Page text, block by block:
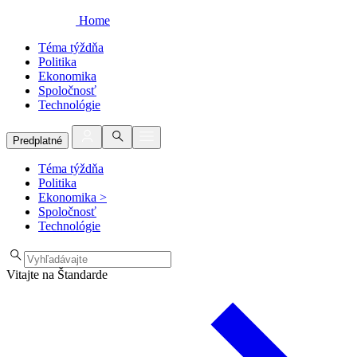
Home
Téma týždňa
Politika
Ekonomika
Spoločnosť
Technológie
Predplatné
Téma týždňa
Politika
Ekonomika >
Spoločnosť
Technológie
Vitajte na Štandarde